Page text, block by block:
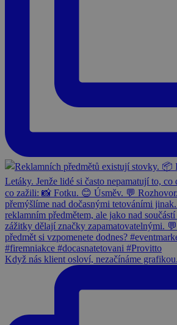
Když nás klient osloví, nezačínáme